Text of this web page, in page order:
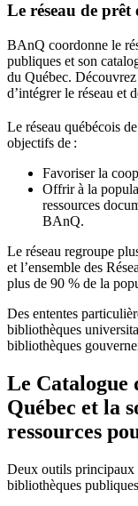
Le réseau de
BAnQ coordonne le
publiques et son
du Québec.
d’intégrer le réseau et
Le réseau québécois
objectifs de :
Favoriser la
Offrir à la
ressources
BAnQ.
Le réseau regroupe
et l’ensemble des Ré
plus de 90 % de la
Des ententes
bibliothèques
bibliothèques
Le Catalogue
Québec et la
ressources
Deux outils principaux
bibliothèques